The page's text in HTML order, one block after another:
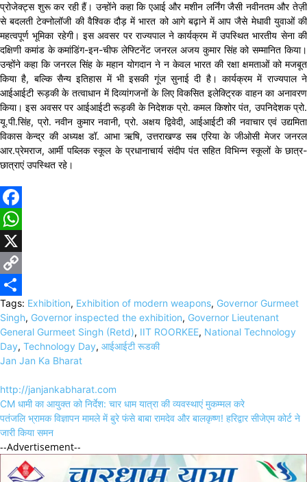
प्रोजेक्ट्स शुरू कर रही हैं। उन्होंने कहा कि एआई और मशीन लर्निंग जैसी नवीनतम और तेज़ी
से बदलती टेक्नोलॉजी की वैश्विक दौड़ में भारत को आगे बढ़ाने में आप जैसे मेधावी युवाओं की
महत्वपूर्ण भूमिका रहेगी। इस अवसर पर राज्यपाल ने कार्यक्रम में उपस्थित भारतीय सेना की
दक्षिणी कमांड के कमांडिंग-इन-चीफ लेफ्टिनेंट जनरल अजय कुमार सिंह को सम्मानित किया।
उन्होंने कहा कि जनरल सिंह के महान योगदान ने न केवल भारत की रक्षा क्षमताओं को मजबूत
किया है, बल्कि सैन्य इतिहास में भी इसकी गूंज सुनाई दी है। कार्यक्रम में राज्यपाल ने
आईआईटी रूड़की के तत्वाधान में दिव्यांगजनों के लिए विकसित इलेक्ट्रिक वाहन का अनावरण
किया। इस अवसर पर आईआईटी रूड़की के निदेशक प्रो. कमल किशोर पंत, उपनिदेशक प्रो.
यू.पी.सिंह, प्रो. नवीन कुमार नवानी, प्रो. अक्षय द्विवेदी, आईआईटी की नवाचार एवं उद्यमिता
विकास केन्द्र की अध्यक्ष डॉ. आभा ऋषि, उत्तराखण्ड सब एरिया के जीओसी मेजर जनरल
आर.प्रेमराज, आर्मी पब्लिक स्कूल के प्रधानाचार्य संदीप पंत सहित विभिन्न स्कूलों के छात्र-
छात्राएं उपस्थित रहे।
Facebook
WhatsApp
X
Copy
Link
Share
Tags: Exhibition, Exhibition of modern weapons, Governor Gurmeet
Singh, Governor inspected the exhibition, Governor Lieutenant
General Gurmeet Singh (Retd), IIT ROORKEE, National Technology
Day, Technology Day, आईआईटी रूडकी
Jan Jan Ka Bharat
http://janjankabharat.com
Post
navigation
CM धामी का आयुक्त को निर्देश: चार धाम यात्रा की व्यवस्थाएं मुकम्मल करे
पतंजलि भ्रामक विज्ञापन मामले में बुरे फंसे बाबा रामदेव और बालकृष्ण! हरिद्वार सीजेएम कोर्ट ने
जारी किया समन
--Advertisement--